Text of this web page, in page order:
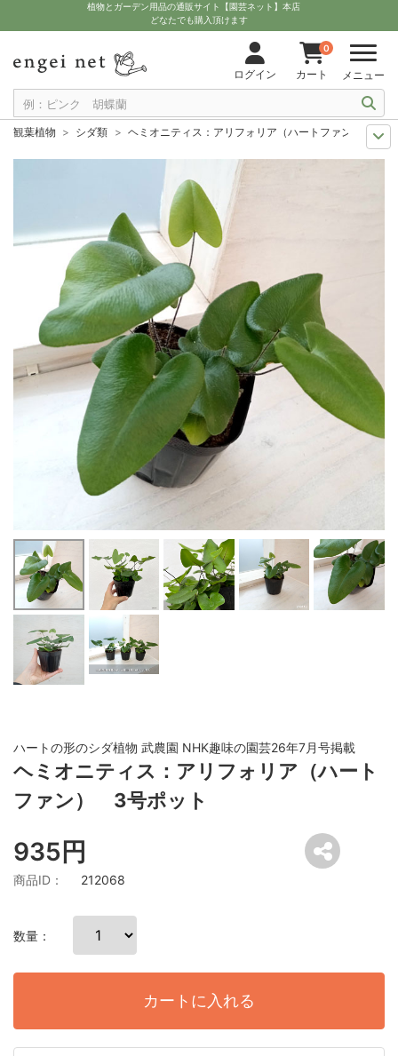
植物とガーデン用品の通販サイト【園芸ネット】本店
どなたでも購入頂けます
ログイン
0
カート メニュー
観葉植物 シダ類
ヘミオニティス：アリフォリア（ハートファン） 3号
観葉植物特集
ポットサイズ別 3号～3.5号
ヘミオニティス：アリフォ
爽やかな観葉植物武農園の植物たち
ハートの形のシダ植物 武農園 NHK趣味の園芸26年7月号掲載
ヘミオニティス：アリフォリア（ハート
ファン） 3号ポット
935円
商品ID： 212068
数量：
カートに入れる